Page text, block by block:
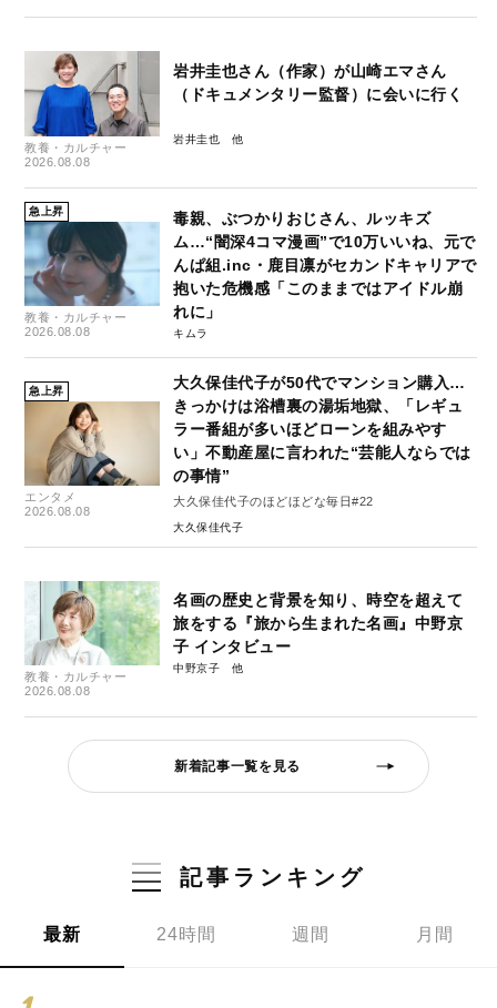
教養・カルチャー
2026.08.08
岩井圭也さん（作家）が山崎エマさん
（ドキュメンタリー監督）に会いに行く
岩井圭也
急上昇
教養・カルチャー
2026.08.08
毒親、ぶつかりおじさん、ルッキズ
ム…“闇深4コマ漫画”で10万いいね、元で
んぱ組.inc・鹿目凛がセカンドキャリアで
抱いた危機感「このままではアイドル崩
れに」
キムラ
急上昇
エンタメ
2026.08.08
大久保佳代子が50代でマンション購入…
きっかけは浴槽裏の湯垢地獄、「レギュ
ラー番組が多いほどローンを組みやす
い」不動産屋に言われた“芸能人ならでは
の事情”
大久保佳代子のほどほどな毎日#22
大久保佳代子
教養・カルチャー
2026.08.08
名画の歴史と背景を知り、時空を超えて
旅をする『旅から生まれた名画』中野京
子 インタビュー
中野京子
新着記事一覧を見る
記事ランキング
最新 24時間 週間 月間